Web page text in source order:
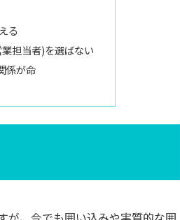
る
担当者)を選ばない
係が命